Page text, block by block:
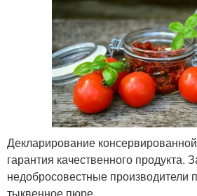
Декларирование
гарантия качественного продукта.
недобросовестные